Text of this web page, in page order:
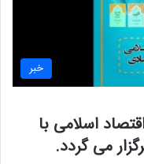
خبر
اسلامی با
می گردد.